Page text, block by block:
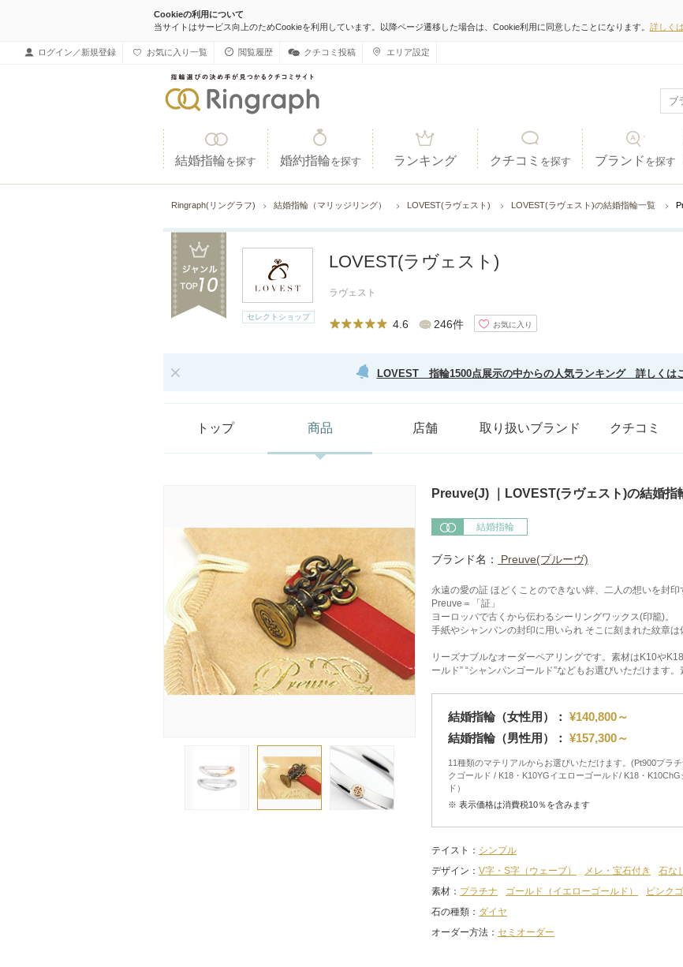
Cookieの利用について
当サイトはサービス向上のためCookieを利用しています。以降ページ遷移した場合は、Cookie利用に同意したことになります。 詳しく
ログイン／新規登録 お気に入り一覧 閲覧履歴 クチコミ投稿 エリア設定
結婚指輪を探す 婚約指輪を探す ランキング クチコミ を探す ブランド を探す
Ringraph(リングラフ) 結婚指輪（マリッジリング） LOVEST(ラヴェスト) LOVEST(ラヴェスト)の結婚指輪一覧
セレクトショップ
LOVEST(ラヴェスト)
ラヴェスト
4.6 246件 お気に入り
LOVEST 指輪1500点展示の中からの人気ランキング 詳しくは
トップ 商品 店舗 取り扱いブランド クチコミ
Preuve(J) ｜LOVEST(ラヴェスト)の結婚指
結婚指輪
ブランド名： Preuve(プルーヴ)
永遠の愛の証 ほどくことのできない絆、二人の想いを封印
Preuve＝「証」
ヨーロッパで古くから伝わるシーリングワックス(印籠)。
手紙やシャンパンの封印に用いられ そこに刻まれた紋章は
リーズナブルなオーダーペアリングです。素材はK10や
ールド” “シャンパンゴールド”などもお選びいただけます
結婚指輪（女性用）： ¥140,800～
結婚指輪（男性用）： ¥157,300～
11種類のマテリアルからお選びいただけます。(Pt900プラ
クゴールド / K18・K10YGイエローゴールド/ K18・
ド）
※ 表示価格は消費税10％を含みます
テイスト
シンプル
デザイン
V字・S字（ウェーブ） メレ・宝石付き
石な
素材
プラチナ ゴールド（イエローゴールド） ピンク
石の種類
ダイヤ
オーダー方法
セミオーダー